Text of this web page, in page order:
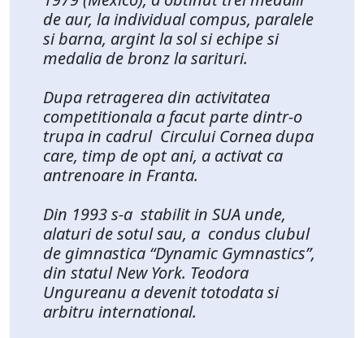
de aur, la individual compus, paralele
si barna, argint la sol si echipe si
medalia de bronz la sarituri.
Dupa retragerea din activitatea
competitionala a facut parte dintr-o
trupa in cadrul Circului Cornea dupa
care, timp de opt ani, a activat ca
antrenoare in Franta.
Din 1993 s-a stabilit in SUA unde,
alaturi de sotul sau, a condus clubul
de gimnastica “Dynamic Gymnastics”,
din statul New York. Teodora
Ungureanu a devenit totodata si
arbitru international.